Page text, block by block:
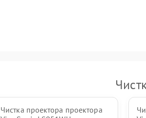
Чистка проектора проектора